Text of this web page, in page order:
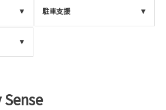
駐車支援